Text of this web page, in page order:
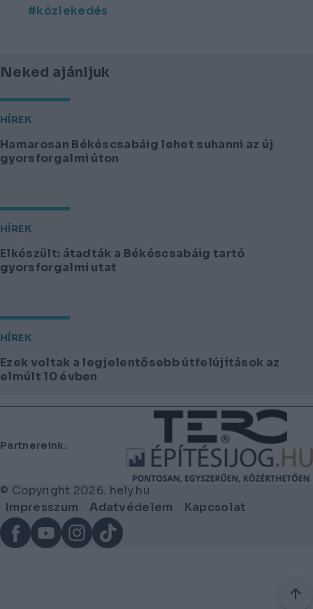
közlekedés
Neked ajánljuk
HÍREK
Hamarosan Békéscsabáig lehet suhanni az új
gyorsforgalmi úton
HÍREK
Elkészült: átadták a Békéscsabáig tartó
gyorsforgalmi utat
HÍREK
Ezek voltak a legjelentősebb útfelújítások az
elmúlt 10 évben
Lábléc
Partnereink:
© Copyright 2026. hely.hu
Lábléc
menü
Impresszum Adatvédelem
Kapcsolat
FacebookYouTubeInstagram